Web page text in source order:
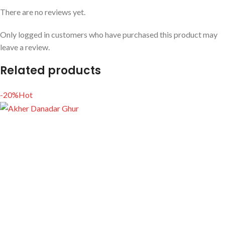
There are no reviews yet.
Only logged in customers who have purchased this product may
leave a review.
Related products
-20%Hot